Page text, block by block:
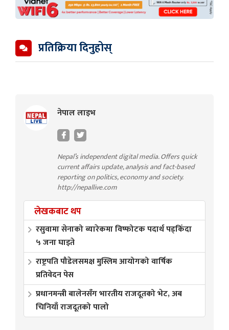
प्रतिक्रिया दिनुहोस्
नेपाल लाइभ
Nepal’s independent digital media. Offers quick
current affairs update, analysis and fact-based
reporting on politics, economy and society.
http://nepallive.com
लेखकबाट थप
रसुवामा सेनाको ब्यारेकमा विष्फोटक पदार्थ पड्किँदा
५ जना घाइते
राष्ट्रपति पौडेलसमक्ष मुस्लिम आयोगको वार्षिक
प्रतिवेदन पेस
प्रधानमन्त्री बालेनसँग भारतीय राजदूतको भेट, अब
चिनियाँ राजदूतको पालो